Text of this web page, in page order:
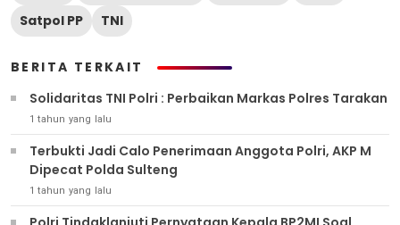
Satpol PP
TNI
BERITA TERKAIT
Solidaritas TNI Polri : Perbaikan Markas Polres Tarakan
1 tahun yang lalu
Terbukti Jadi Calo Penerimaan Anggota Polri, AKP M
Dipecat Polda Sulteng
1 tahun yang lalu